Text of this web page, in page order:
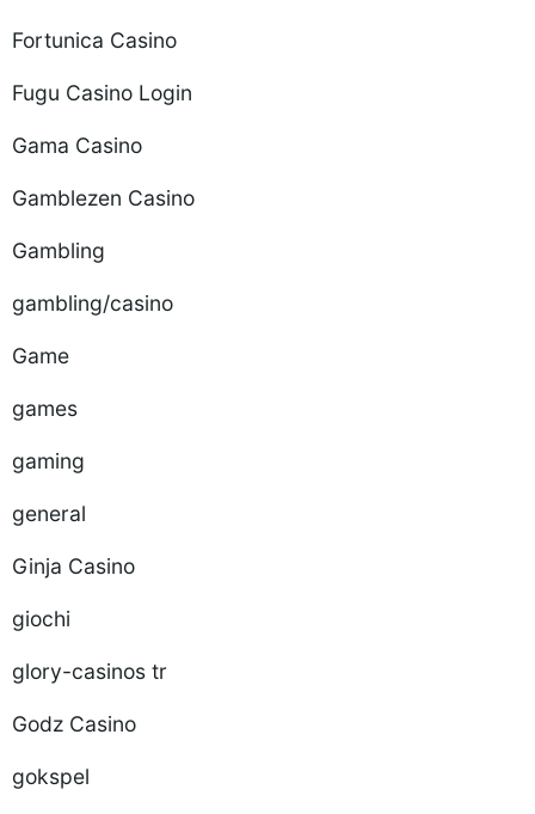
Fortunica Casino
Fugu Casino Login
Gama Casino
Gamblezen Casino
Gambling
gambling/casino
Game
games
gaming
general
Ginja Casino
giochi
glory-casinos tr
Godz Casino
gokspel